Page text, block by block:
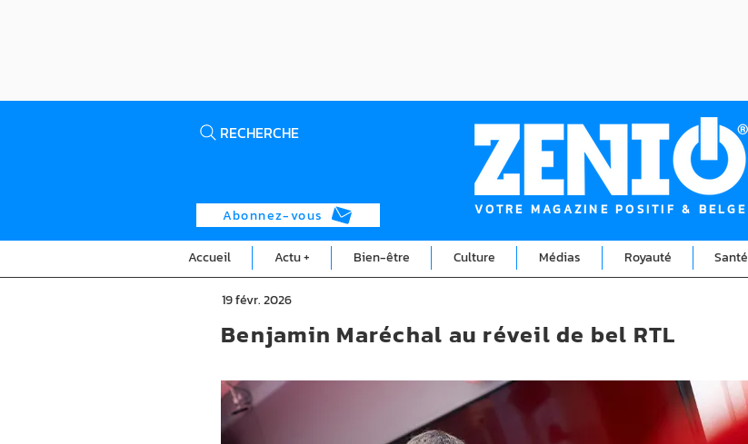
RECHERCHE
Abonnez-vous VOTRE MAGAZINE POSITIF & BELGE
Accueil Actu + Bien-être Culture Médias Royauté Santé
19 févr. 2026
Benjamin Maréchal au réveil de bel RTL